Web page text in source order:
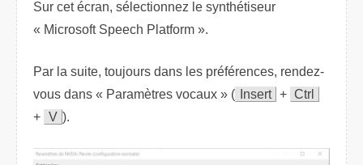
Sur cet écran, sélectionnez le synthétiseur
« Microsoft Speech Platform ».
Par la suite, toujours dans les préférences, rendez-
vous dans « Paramètres vocaux » (
Insert + Ctrl
+ V ).